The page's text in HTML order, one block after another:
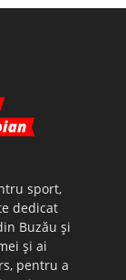
sport,
dedicat
Buzău şi
şi ai
pentru a